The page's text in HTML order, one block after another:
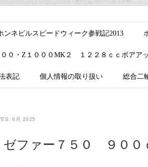
ンネビルスピードウィーク参戦記2013
０・Z１０００MK２ １２２８ｃｃボアア
表記 個人情報の取り扱い 総合二
8月 2025
ファー７５０ ９００